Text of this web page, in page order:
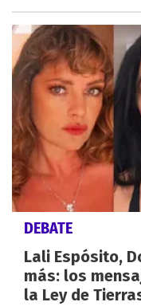
DEBATE
Lali Espósito,
más: los
la Ley de